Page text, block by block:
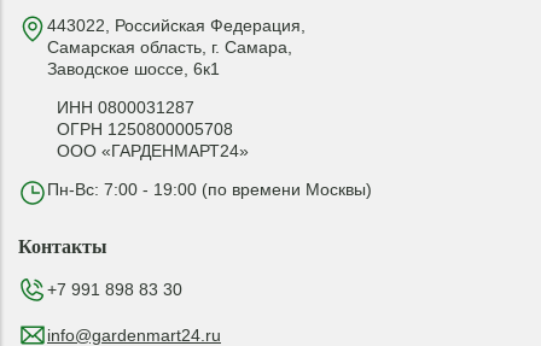
443022, Российская Федерация,
Самарская область, г. Самара,
Заводское шоссе, 6к1
ИНН 0800031287
ОГРН 1250800005708
ООО «ГАРДЕНМАРТ24»
Пн-Вс: 7:00 - 19:00 (по времени Москвы)
Контакты
+7 991 898 83 30
info@gardenmart24.ru